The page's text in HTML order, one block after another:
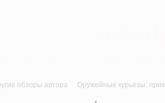
обзоры автора Оружейные курьезы,